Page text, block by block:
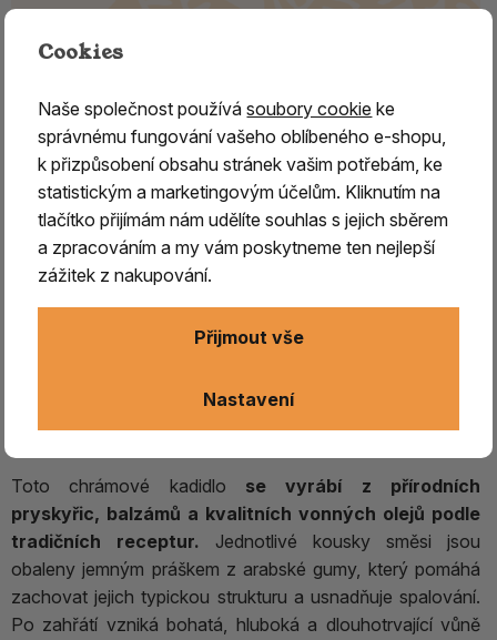
Kadidlo řecké chrámové Balsam
Kadidlo řecké chrámové Balsam – pravoslavná
vykuřovací směs
Řecké chrámové kadidlo Betlém je tradiční
pravoslavná vykuřovací směs inspirovaná
atmosférou řeckých kostelů a klášterů.Vykuřování
kadidla má v pravoslavné církvi
charakteristická vůně pomáhá vytvářet prostředí
Toto chrámové kadidlo se vyrábí z přírodních
pryskyřic, balzámů a kvalitních vonných olejů podle
tradičních receptur. Jednotlivé kousky směsi jsou
obaleny jemným práškem z arabské gumy, který pomáhá
zachovat jejich typickou strukturu a usnadňuje spalování.
Po zahřátí vzniká bohatá, hluboká a dlouhotrvající vůně
Cookies
Naše společnost používásoubory cookie ke
správnému fungování vašeho oblíbeného e-shopu,
k přizpůsobení obsahu stránek vašim potřebám, ke
statistickým a marketingovým účelům. Kliknutím na
tlačítko přijímám nám udělíte souhlas s jejich sběrem
a zpracováním a my vám poskytneme ten nejlepší
zážitek z nakupování.
Nastavení
Přijmout vše